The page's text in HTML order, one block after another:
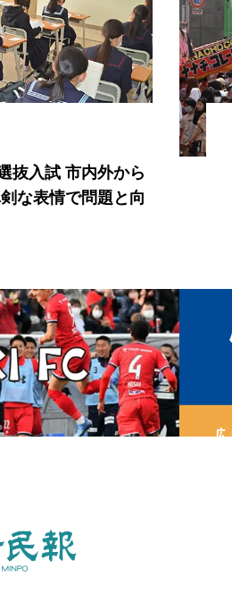
抜入試 市内外から
な表情で問題と向